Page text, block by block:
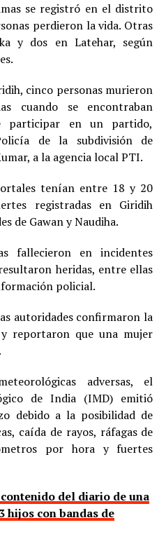
se registró en el distrito
perdieron la vida. Otras
y dos en Latehar, según
cinco personas murieron
cuando se encontraban
participar en un partido,
de la subdivisión de
a la agencia local PTI.
tenían entre 18 y 20
registradas en Giridih
de Gawan y Naudiha.
fallecieron en incidentes
heridas, entre ellas
policial.
autoridades confirmaron la
reportaron que una mujer
adversas, el
de India (IMD) emitió
debido a la posibilidad de
caída de rayos, ráfagas de
por hora y fuertes
del diario de una
hijos con bandas de